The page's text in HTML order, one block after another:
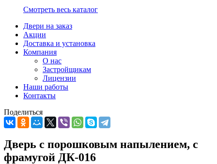
Смотреть весь каталог
Двери на заказ
Акции
Доставка и установка
Компания
О нас
Застройщикам
Лицензии
Наши работы
Контакты
Поделиться
Дверь с порошковым напылением, с
фрамугой ДК-016